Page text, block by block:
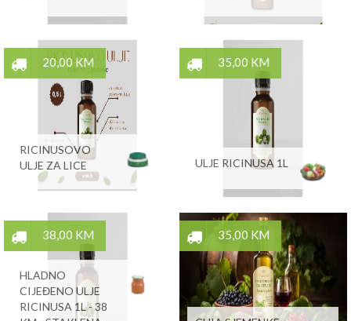
20,00 KM
RICINUSOVO
ULJE ZA LICE
35,00 KM
ULJE RICINUSA 1L
38,00 KM
HLADNO
CIJEĐENO ULJE
RICINUSA 1L - 38
35,00 KM